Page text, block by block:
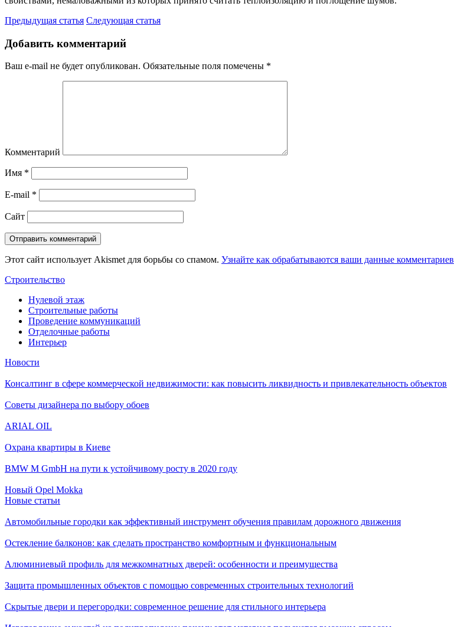
Предыдущая статья Следующая статья
Добавить комментарий
Ваш e-mail не будет опубликован. Обязательные поля помечены *
Комментарий
Имя *
E-mail *
Сайт
Этот сайт использует Akismet для борьбы со спамом. Узнайте как обрабатываются ваши данные комментариев
Строительство
Нулевой этаж
Строительные работы
Проведение коммуникаций
Отделочные работы
Интерьер
Новости
Консалтинг в сфере коммерческой недвижимости: как повысить ликвидность и привлекательность объектов
Советы дизайнера по выбору обоев
ARIAL OIL
Охрана квартиры в Киеве
BMW M GmbH на пути к устойчивому росту в 2020 году
Новый Opel Mokka
Новые статьи
Автомобильные городки как эффективный инструмент обучения правилам дорожного движения
Остекление балконов: как сделать пространство комфортным и функциональным
Алюминиевый профиль для межкомнатных дверей: особенности и преимущества
Защита промышленных объектов с помощью современных строительных технологий
Скрытые двери и перегородки: современное решение для стильного интерьера